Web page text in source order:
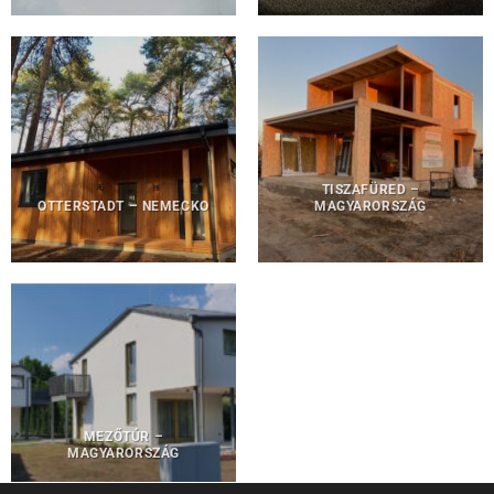
OTTERSTADT – NEMECKO
TISZAFÜRED –
MAGYARORSZÁG
MEZŐTÚR –
MAGYARORSZÁG